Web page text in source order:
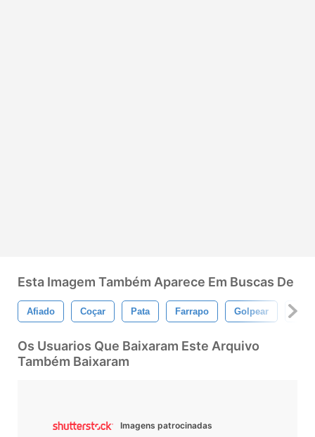
Esta Imagem Também Aparece Em Buscas De
Afiado Coçar Pata Farrapo Golpear
Os Usuarios Que Baixaram Este Arquivo
Também Baixaram
Imagens patrocinadas